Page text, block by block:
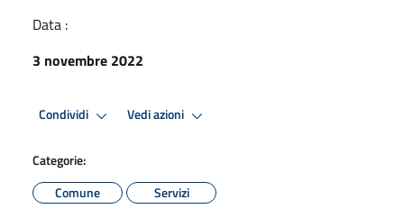
Data :
3 novembre 2022
Condividi Vedi azioni
Categorie:
Comune
Servizi